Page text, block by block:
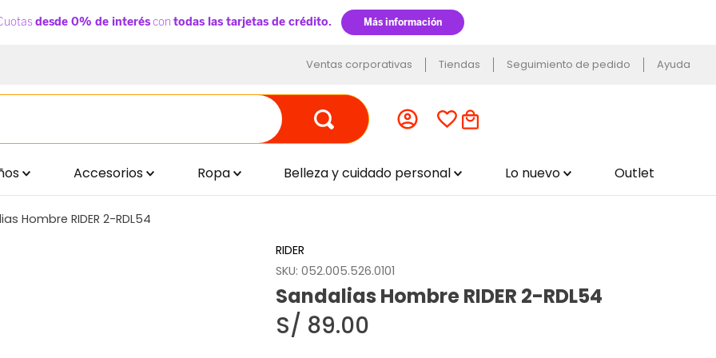
Ventas corporativas Tiendas Seguimiento de pedido Ayuda
Accesorios Ropa Belleza y cuidado personal Lo nuevo Outlet
Hombre RIDER 2-RDL54
RIDER
SKU: 052.005.526.0101
Sandalias Hombre RIDER 2-RDL54
S/ 89.00